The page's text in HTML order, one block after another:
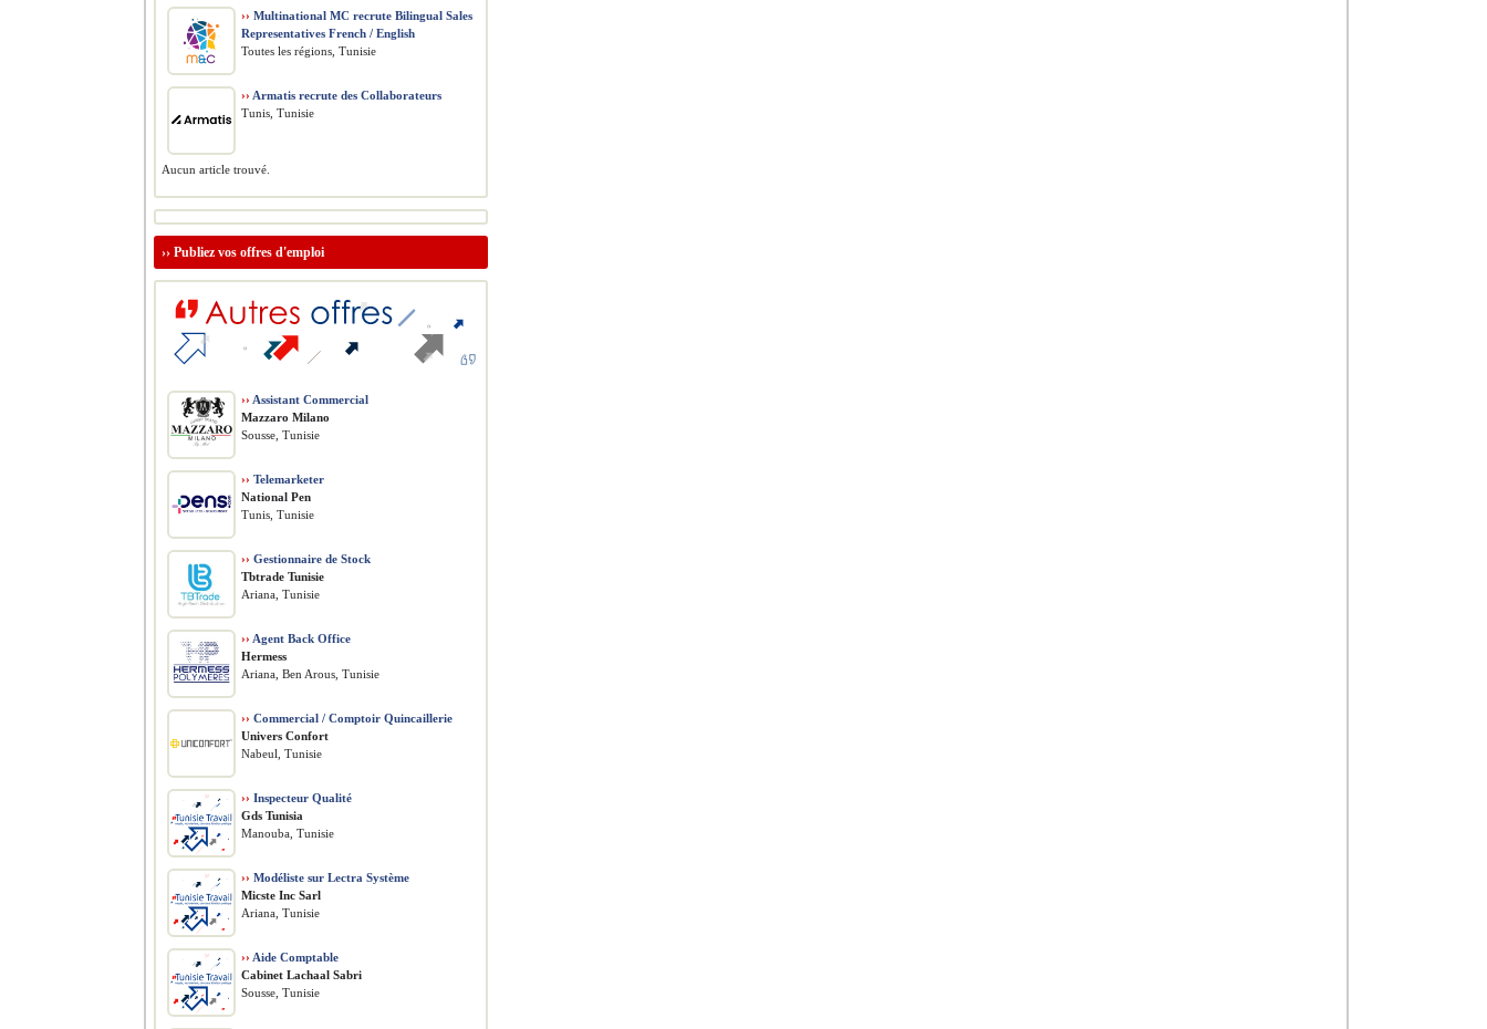
›› Multinational MC recrute Bilingual Sales
Representatives French / English
Toutes les régions, Tunisie
›› Armatis recrute des Collaborateurs
Tunis, Tunisie
Aucun article trouvé.
›› Publiez vos offres d'emploi
›› Assistant Commercial
Mazzaro Milano
Sousse, Tunisie
›› Telemarketer
National Pen
Tunis, Tunisie
›› Gestionnaire de Stock
Tbtrade Tunisie
Ariana, Tunisie
›› Agent Back Office
Hermess
Ariana, Ben Arous, Tunisie
›› Commercial / Comptoir Quincaillerie
Univers Confort
Nabeul, Tunisie
›› Inspecteur Qualité
Gds Tunisia
Manouba, Tunisie
›› Modéliste sur Lectra Système
Micste Inc Sarl
Ariana, Tunisie
›› Aide Comptable
Cabinet Lachaal Sabri
Sousse, Tunisie